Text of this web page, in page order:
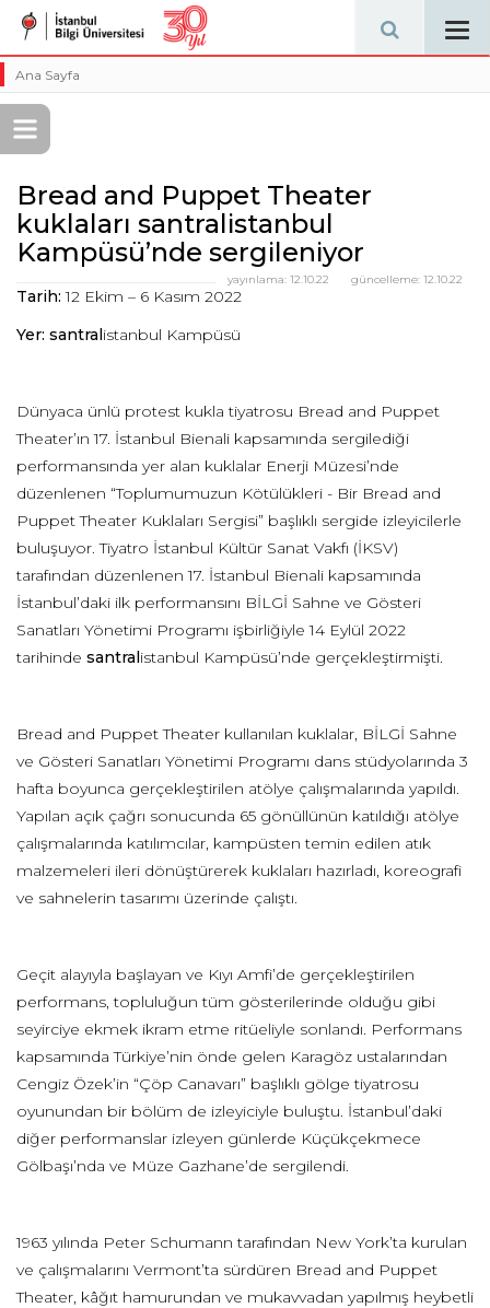
Ana Sayfa
Bread and Puppet Theater
kuklaları santralistanbul
Kampüsü’nde sergileniyor
güncelleme: 12.10.22
yayınlama: 12.10.22
Tarih:12 Ekim – 6 Kasım 2022
Yer: santralistanbul Kampüsü
Dünyaca ünlü protest kukla tiyatrosu Bread and Puppet
Theater’ın 17. İstanbul Bienali kapsamında sergilediği
performansında yer alan kuklalar Enerji Müzesi’nde
düzenlenen “Toplumumuzun Kötülükleri - Bir Bread and
Puppet Theater Kuklaları Sergisi” başlıklı sergide izleyicilerle
buluşuyor. Tiyatro İstanbul Kültür Sanat Vakfı (İKSV)
tarafından düzenlenen 17. İstanbul Bienali kapsamında
İstanbul’daki ilk performansını BİLGİ Sahne ve Gösteri
Sanatları Yönetimi Programı işbirliğiyle 14 Eylül 2022
tarihinde santralistanbul Kampüsü’nde gerçekleştirmişti.
Bread and Puppet Theater kullanılan kuklalar, BİLGİ Sahne
ve Gösteri Sanatları Yönetimi Programı dans stüdyolarında 3
hafta boyunca gerçekleştirilen atölye çalışmalarında yapıldı.
Yapılan açık çağrı sonucunda 65 gönüllünün katıldığı atölye
çalışmalarında katılımcılar, kampüsten temin edilen atık
malzemeleri ileri dönüştürerek kuklaları hazırladı, koreografi
ve sahnelerin tasarımı üzerinde çalıştı.
Geçit alayıyla başlayan ve Kıyı Amfi’de gerçekleştirilen
performans, topluluğun tüm gösterilerinde olduğu gibi
seyirciye ekmek ikram etme ritüeliyle sonlandı. Performans
kapsamında Türkiye’nin önde gelen Karagöz ustalarından
Cengiz Özek’in “Çöp Canavarı” başlıklı gölge tiyatrosu
oyunundan bir bölüm de izleyiciyle buluştu. İstanbul’daki
diğer performanslar izleyen günlerde Küçükçekmece
Gölbaşı’nda ve Müze Gazhane’de sergilendi.
1963 yılında Peter Schumann tarafından New York’ta kurulan
ve çalışmalarını Vermont’ta sürdüren Bread and Puppet
Theater, kâğıt hamurundan ve mukavvadan yapılmış heybetli